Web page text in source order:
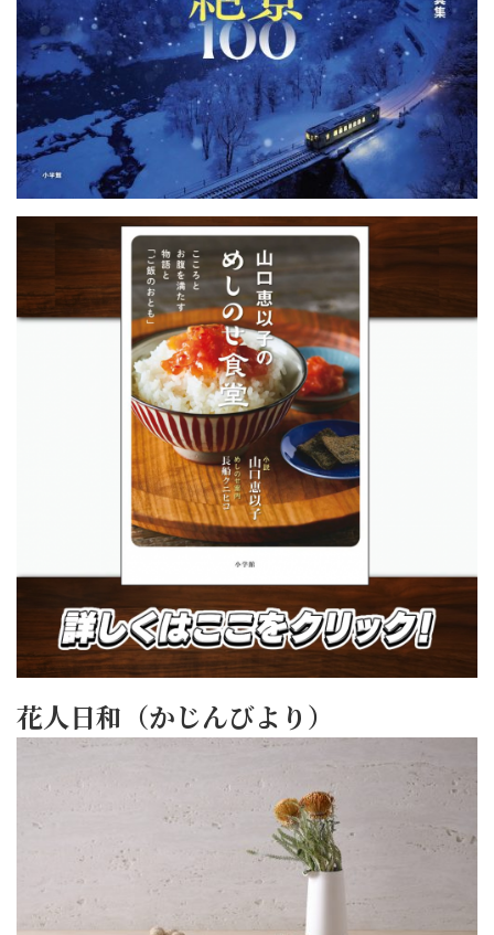
花人日和（かじんびより）